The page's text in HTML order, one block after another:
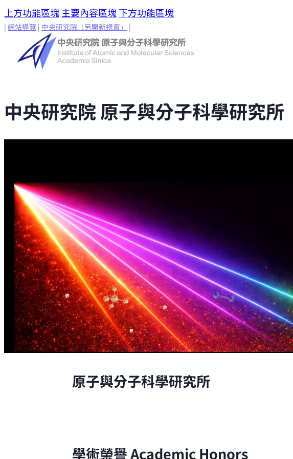
上方功能區塊 主要內容區塊 下方功能區塊
| 網站導覽 | 中央研究院 （另開新視窗） |
中央研究院 原子與分子科學研究所
原子與分子科學研究所
學術榮譽Academic Honors